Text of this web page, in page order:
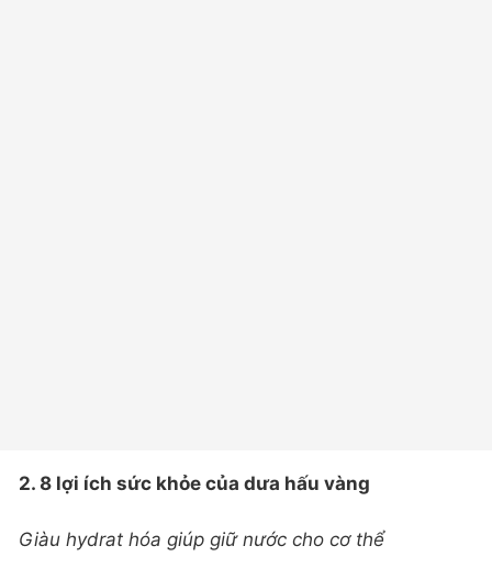
2. 8 lợi ích sức khỏe của dưa hấu vàng
Giàu hydrat hóa giúp giữ nước cho cơ thể